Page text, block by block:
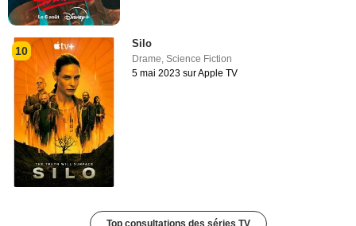
10
Silo
Drame,Science Fiction
5 mai 2023 sur Apple TV